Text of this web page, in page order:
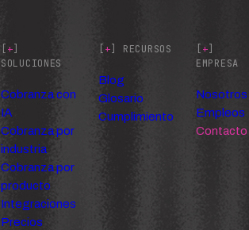
[+]
SOLUCIONES
Cobranza con
IA
Cobranza por
industria
Cobranza por
producto
Integraciones
Precios
[+] RECURSOS
Blog
Glosario
Cumplimiento
[+]
EMPRESA
Nosotros
Empleos
Contacto